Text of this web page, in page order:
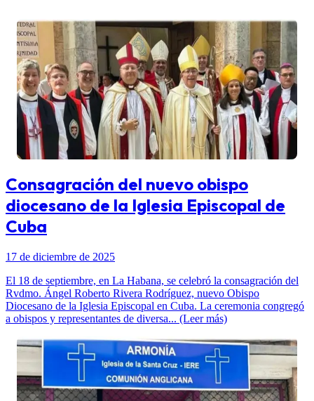
Consagración del nuevo obispo
diocesano de la Iglesia Episcopal de
Cuba
17 de diciembre de 2025
El 18 de septiembre, en La Habana, se celebró la consagración del
Rvdmo. Ángel Roberto Rivera Rodríguez, nuevo Obispo
Diocesano de la Iglesia Episcopal en Cuba. La ceremonia congregó
a obispos y representantes de diversa... (Leer más)